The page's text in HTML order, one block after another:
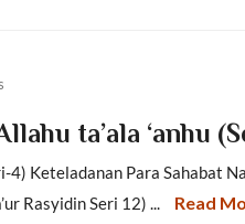
ta’ala ‘anhu
4) Keteladanan Para Sahabat
Rasyidin Seri 12) ...
Read